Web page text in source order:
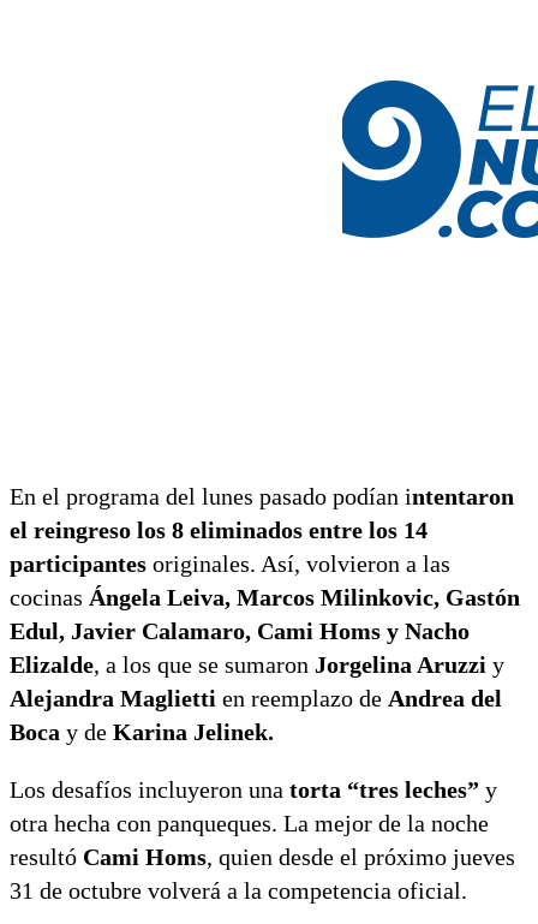
En el programa del lunes pasado podían intentaron
el reingreso los 8 eliminados entre los 14
participantes originales. Así, volvieron a las
cocinas Ángela Leiva, Marcos Milinkovic, Gastón
Edul, Javier Calamaro, Cami Homs y Nacho
Elizalde, a los que se sumaron Jorgelina Aruzzi y
Alejandra Maglietti en reemplazo de Andrea del
Boca y de Karina Jelinek.
Los desafíos incluyeron una torta “tres leches” y
otra hecha con panqueques. La mejor de la noche
resultó Cami Homs, quien desde el próximo jueves
31 de octubre volverá a la competencia oficial.